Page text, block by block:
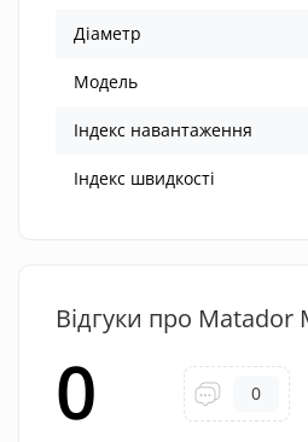
Діаметр
Модель
Індекс навантаження
Індекс швидкості
Відгуки про Matador
0 0